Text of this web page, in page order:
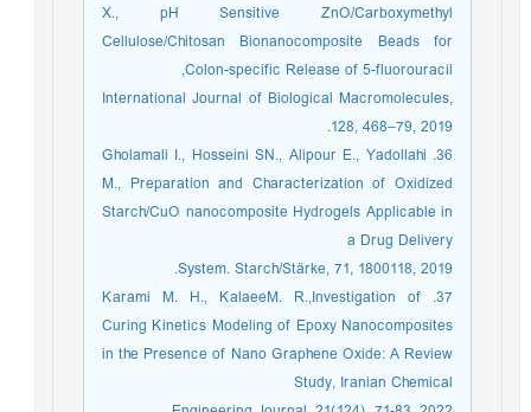
X., pH Sensitive ZnO/Carboxymethyl
Cellulose/Chitosan Bionanocomposite Beads for
Colon-specific Release of 5-fluorouracil,
International Journal of Biological Macromolecules,
128, 468–79, 2019.
36. Gholamali I., Hosseini SN., Alipour E., Yadollahi
M., Preparation and Characterization of Oxidized
Starch/CuO nanocomposite Hydrogels Applicable in
a Drug Delivery
System. Starch/Stärke, 71, 1800118, 2019.
37. Karami M. H., KalaeeM. R.,Investigation of
Curing Kinetics Modeling of Epoxy Nanocomposites
in the Presence of Nano Graphene Oxide: A Review
Study, Iranian Chemical